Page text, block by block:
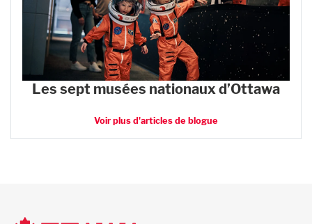
Les sept musées nationaux d’Ottawa
Voir plus d'articles de blogue